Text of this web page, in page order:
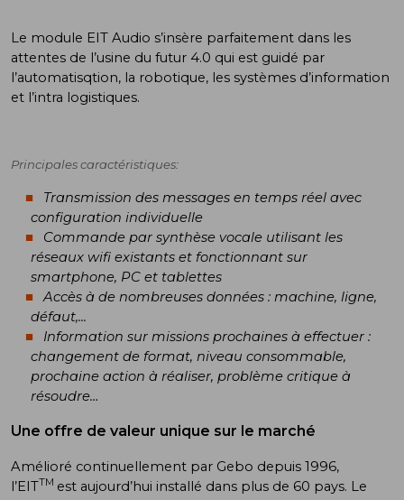
Le module EIT Audio s’insère parfaitement dans les
attentes de l’usine du futur 4.0 qui est guidé par
l’automatisqtion, la robotique, les systèmes d’information
et l’intra logistiques.
Principales caractéristiques:
Transmission des messages en temps réel avec
configuration individuelle
Commande par synthèse vocale utilisant les
réseaux wifi existants et fonctionnant sur
smartphone, PC et tablettes
Accès à de nombreuses données : machine, ligne,
défaut,...
Information sur missions prochaines à effectuer :
changement de format, niveau consommable,
prochaine action à réaliser, problème critique à
résoudre…
Une offre de valeur unique sur le marché
Amélioré continuellement par Gebo depuis 1996,
l’EITTM est aujourd’hui installé dans plus de 60 pays. Le